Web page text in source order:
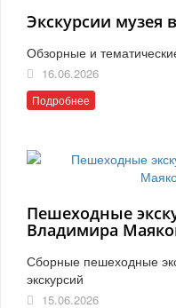
Экскурсии музея
Обзорные и
16.06.2026
Подробнее
Пешеходные
Владимира
Сборные пешеходные
экскурсий
15.06.2026